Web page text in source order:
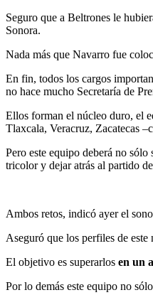
Seguro que a Beltrones le
Sonora.
Nada más que Navarro fue
En fin, todos los cargos
no hace mucho Secretaría de
Ellos forman el núcleo duro, el
Tlaxcala, Veracruz, Zacatecas
Pero este equipo deberá no
tricolor y dejar atrás al partido
Ambos retos, indicó ayer el
Aseguró que los perfiles de
El objetivo es superarlos en un
Por lo demás este equipo no